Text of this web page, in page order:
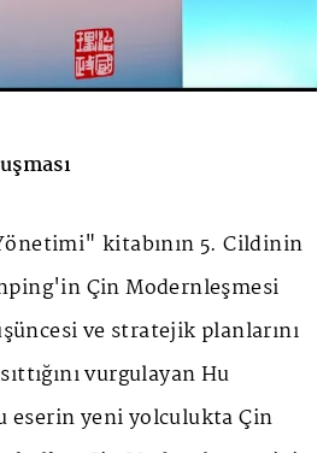
kitabının 5. Cildinin
Çin Modernleşmesi
ve stratejik planlarını
vurgulayan Hu
eserin yeni yolculukta Çin